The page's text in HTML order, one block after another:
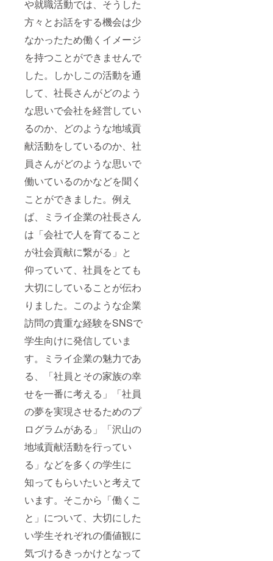
や就職活動では、そうした
方々とお話をする機会は少
なかったため働くイメージ
を持つことができませんで
した。しかしこの活動を通
して、社長さんがどのよう
な思いで会社を経営してい
るのか、どのような地域貢
献活動をしているのか、社
員さんがどのような思いで
働いているのかなどを聞く
ことができました。例え
ば、ミライ企業の社長さん
は「会社で人を育てること
が社会貢献に繋がる」と
仰っていて、社員をとても
大切にしていることが伝わ
りました。このような企業
訪問の貴重な経験をSNSで
学生向けに発信していま
す。ミライ企業の魅力であ
る、「社員とその家族の幸
せを一番に考える」「社員
の夢を実現させるためのプ
ログラムがある」「沢山の
地域貢献活動を行ってい
る」などを多くの学生に
知ってもらいたいと考えて
います。そこから「働くこ
と」について、大切にした
い学生それぞれの価値観に
気づけるきっかけとなって